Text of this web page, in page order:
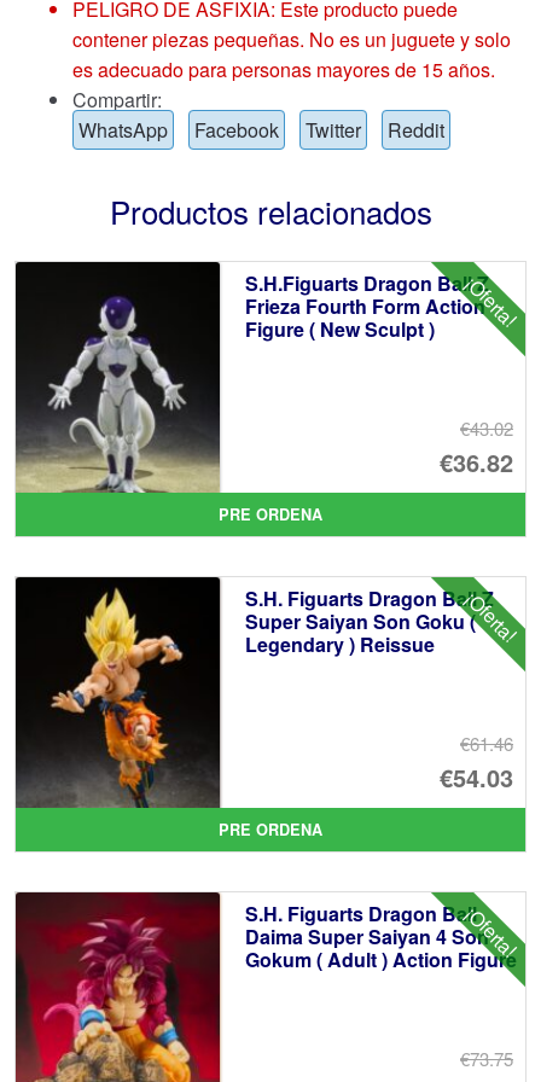
PELIGRO DE ASFIXIA: Este producto puede
contener piezas pequeñas. No es un juguete y solo
es adecuado para personas mayores de 15 años.
Compartir:
WhatsApp
Facebook Twitter Reddit
Productos relacionados
¡Oferta!
S.H.Figuarts Dragon Ball Z
Frieza Fourth Form Action
Figure ( New Sculpt )
€43.02
El
€36.82
El
PRE ORDENA
¡Oferta!
S.H. Figuarts Dragon Ball Z
Super Saiyan Son Goku (
Legendary ) Reissue
€61.46
El
€54.03
El
PRE ORDENA
¡Oferta!
S.H. Figuarts Dragon Ball
Daima Super Saiyan 4 Son
Gokum ( Adult ) Action Figure
€73.75